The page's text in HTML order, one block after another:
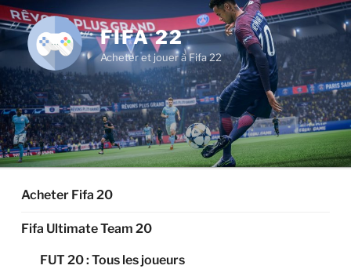
Aller
au
contenu
principal
FIFA 22
Acheter et jouer à Fifa 22
Acheter Fifa 20
Fifa Ultimate Team 20
FUT 20 : Tous les joueurs